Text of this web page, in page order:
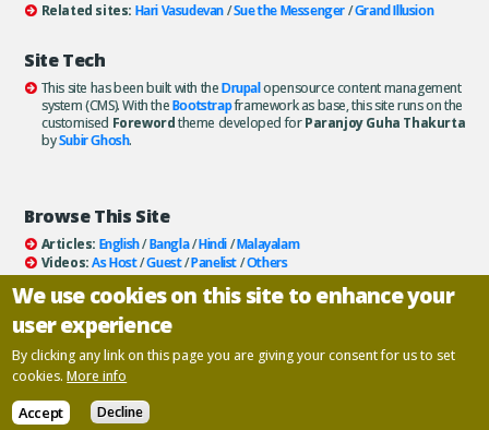
Related sites: Hari Vasudevan/Sue the Messenger/Grand Illusion
Site Tech
This site has been built with theDrupalopensource content management
system (CMS). With theBootstrapframework as base, this site runs on the
customised Forewordtheme developed forParanjoy Guha Thakurta
bySubir Ghosh.
Browse This Site
Articles: English/Bangla/Hindi/Malayalam
Videos: As Host/Guest/Panelist/Others
Books:All/As Author/As Publisher
Documentaries/Podcasts
Email paranjoy:paranjoy AT gmail DOT com
Or, use theContact Uspage.
Copyright ©Paranjoy Guha Thakurta
Designed and developed by
We use cookies on this site to enhance your
user experience
By clicking any link on this page you are giving your consent for us to set
cookies. More info
Accept Decline